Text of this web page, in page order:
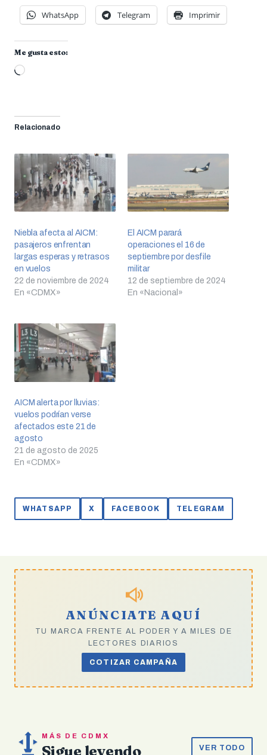
WhatsApp Telegram Imprimir
Me gusta esto:
Cargando...
Relacionado
Niebla afecta al AICM:
pasajeros enfrentan
largas esperas y retrasos
en vuelos
22 de noviembre de 2024
En «CDMX»
El AICM parará
operaciones el 16 de
septiembre por desfile
militar
12 de septiembre de 2024
En «Nacional»
AICM alerta por lluvias:
vuelos podrían verse
afectados este 21 de
agosto
21 de agosto de 2025
En «CDMX»
WHATSAPP X FACEBOOK TELEGRAM
ANÚNCIATE AQUÍ
TU MARCA FRENTE AL PODER Y A MILES DE
LECTORES DIARIOS
COTIZAR CAMPAÑA
MÁS DE CDMX
Sigue leyendo VER TODO